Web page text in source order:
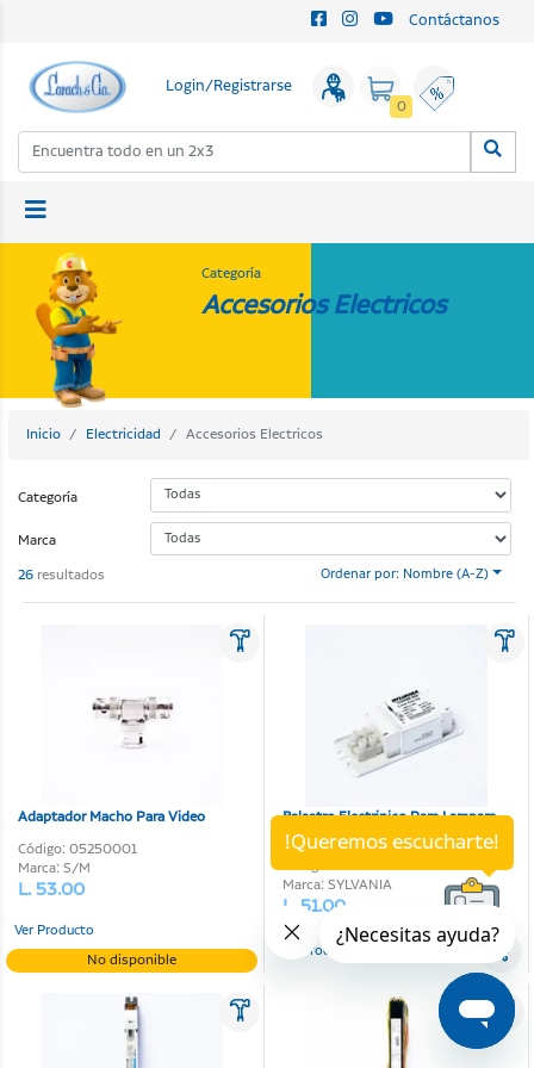
Contáctanos
Login/Registrarse
0
Categoría
Accesorios Electricos
Inicio Electricidad Accesorios Electricos
Categoría
Marca
26 resultados Ordenar por: Nombre (A-Z)
Adaptador Macho Para Video
Código: 05250001
Marca: S/M
L. 53.00
Ver Producto
No disponible
Balastro Electrinico Para Lampara
Sylvania 120V 1X20W 60Hz
Código: 04080013
Marca: SYLVANIA
L. 51.00
Ver Producto
!Queremos escucharte!